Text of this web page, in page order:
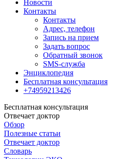
Новости
Контакты
Контакты
Адрес, телефон
Запись на прием
Задать вопрос
Обратный звонок
SMS-служба
Энциклопедия
Бесплатная консультация
+74959213426
Бесплатная консультация
Отвечает доктор
Обзор
Полезные статьи
Отвечает доктор
Словарь